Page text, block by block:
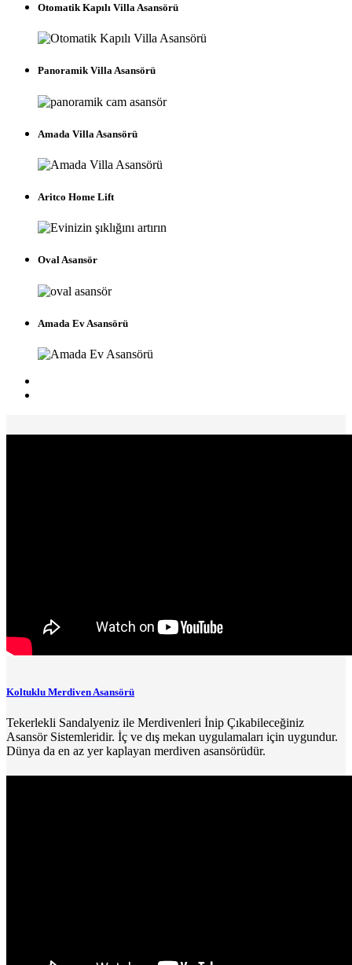
Otomatik Kapılı Villa Asansörü
Panoramik Villa Asansörü
Amada Villa Asansörü
Aritco Home Lift
Oval Asansör
Amada Ev Asansörü
Koltuklu Merdiven Asansörü
Tekerlekli Sandalyeniz ile Merdivenleri İnip Çıkabileceğiniz
Asansör Sistemleridir. İç ve dış mekan uygulamaları için uygundur.
Dünya da en az yer kaplayan merdiven asansörüdür.